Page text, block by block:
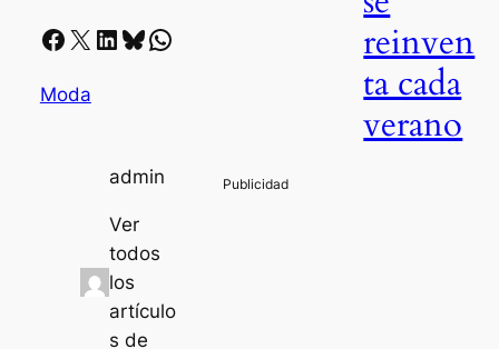
Facebook X LinkedIn Bluesky Whatsapp
Moda
admin
Ver
todos
los
artículo
s de
reinven
ta cada
verano